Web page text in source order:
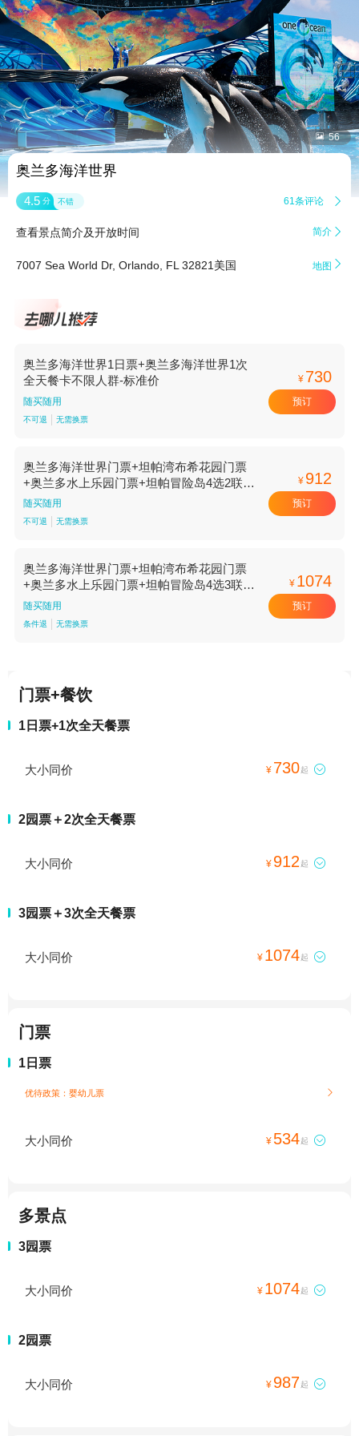
 56
奥兰多海洋世界
4.5 分 不错 61条评论 
查看景点简介及开放时间 简介 
7007 Sea World Dr, Orlando, FL 32821美国 地图 
奥兰多海洋世界1日票+奥兰多海洋世界1次
全天餐卡不限人群-标准价
随买随用
不可退 无需换票
¥ 730
预订
奥兰多海洋世界门票+坦帕湾布希花园门票
+奥兰多水上乐园门票+坦帕冒险岛4选2联票
+2次全天餐卡不限人群-标准价
随买随用
不可退 无需换票
¥ 912
预订
奥兰多海洋世界门票+坦帕湾布希花园门票
+奥兰多水上乐园门票+坦帕冒险岛4选3联票
+3次全天餐卡不限人群-标准价
随买随用
条件退 无需换票
¥ 1074
预订
门票+餐饮
1日票+1次全天餐票
大小同价 ¥ 730起 
2园票＋2次全天餐票
大小同价 ¥ 912 起 
3园票＋3次全天餐票
大小同价 ¥ 1074起 
门票
1日票
优待政策：婴幼儿票 
大小同价 ¥ 534起 
多景点
3园票
大小同价 ¥ 1074起 
2园票
大小同价 ¥ 987起 
